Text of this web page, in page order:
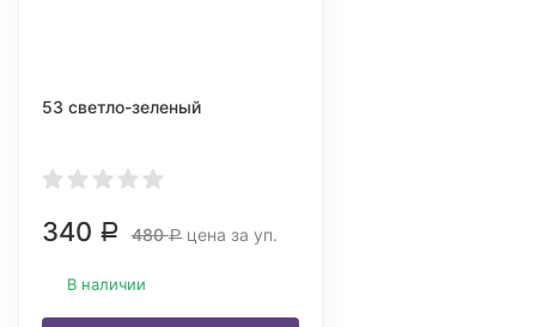
53 светло-зеленый
340 Р 480Р цена за уп.
В наличии